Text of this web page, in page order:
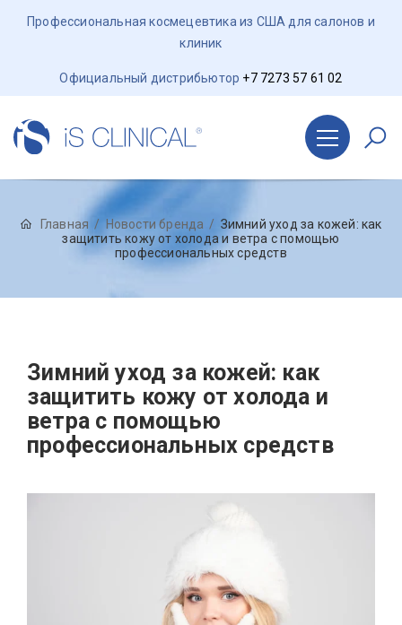
Профессиональная космецевтика из США для салонов и
клиник
Официальный дистрибьютор +7 7273 57 61 02
Главная Новости бренда
Зимний уход за кожей: как
защитить кожу от холода и ветра с помощью
профессиональных средств
Зимний уход за кожей: как
защитить кожу от холода и
ветра с помощью
профессиональных средств